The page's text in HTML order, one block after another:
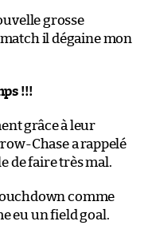
grosse
il dégaine mon
!!!
grâce à leur
Chase a rappelé
de faire très mal.
comme
eu un field goal.